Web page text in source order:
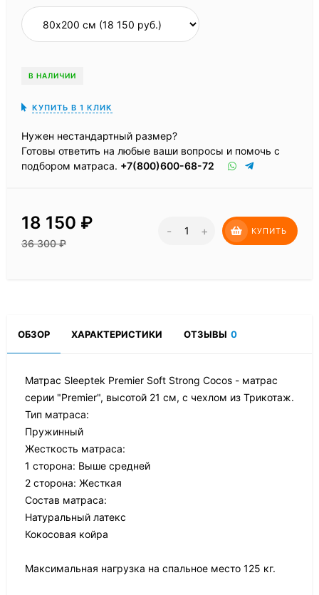
В НАЛИЧИИ
КУПИТЬ В 1 КЛИК
Нужен нестандартный размер?
Готовы ответить на любые ваши вопросы и помочь с
подбором матраса. +7(800)600-68-72
18 150 ₽
36 300₽
- + КУПИТЬ
ОБЗОР ХАРАКТЕРИСТИКИ ОТЗЫВЫ 0
Матрас Sleeptek Premier Soft Strong Cocos - матрас
серии "Premier", высотой 21 см, с чехлом из Трикотаж.
Тип матраса:
Пружинный
Жесткость матраса:
1 сторона: Выше средней
2 сторона: Жесткая
Состав матраса:
Натуральный латекс
Кокосовая койра
Максимальная нагрузка на спальное место 125 кг.